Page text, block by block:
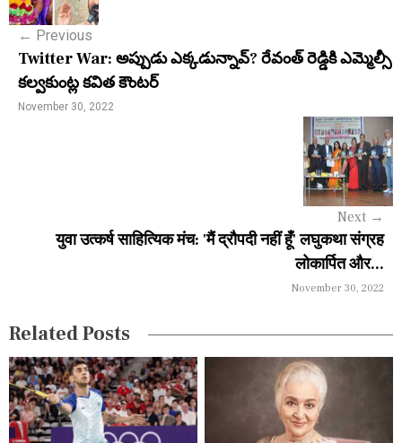
s
n
a
o
n
← Previous
Twitter War: అప్పుడు ఎక్కడున్నావ్? రేవంత్ రెడ్డికి ఎమ్మెల్సీ
కల్వకుంట్ల కవిత కౌంటర్
November 30, 2022
Next →
युवा उत्कर्ष साहित्यिक मंच: 'मैं द्रौपदी नहीं हूँ' लघुकथा संग्रह
लोकार्पित और...
November 30, 2022
Related Posts